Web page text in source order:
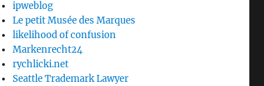
ipweblog
Le petit Musée des Marques
likelihood of confusion
Markenrecht24
rychlicki.net
Seattle Trademark Lawyer